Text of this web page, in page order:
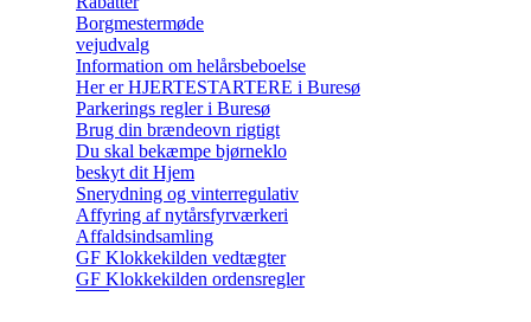
Borgmestermøde
vejudvalg
Information om helårsbeboelse
Her er HJERTESTARTERE i Buresø
Parkerings regler i Buresø
Brug din brændeovn rigtigt
Du skal bekæmpe bjørneklo
beskyt dit Hjem
Snerydning og vinterregulativ
Affyring af nytårsfyrværkeri
Affaldsindsamling
GF Klokkekilden vedtægter
GF Klokkekilden ordensregler